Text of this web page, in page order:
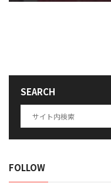
SEARCH
FOLLOW